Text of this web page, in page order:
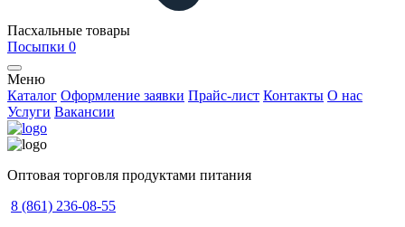
Пасхальные товары
Посыпки 0
Меню
Каталог Оформление заявки Прайс-лист Контакты О нас
Услуги Вакансии
Оптовая торговля продуктами питания
8 (861) 236-08-55